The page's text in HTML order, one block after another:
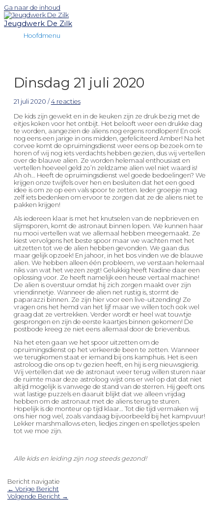
Ga naar de inhoud
Jeugdwerk De Zilk
Hoofdmenu
Dinsdag 21 juli 2020
21 juli 2020 / 4 reacties
De kids zijn gewekt en in de keuken zijn ze druk bezig met de
eitjes koken voor het ontbijt. Het belooft weer een drukke dag
te worden, aangezien de aliens nog ergens rondlopen! En ook
nog eens een jarige in ons midden, gefeliciteerd Amber! Na het
corvee komt de opruimingsdienst weer eens op bezoek om te
horen of wij nog iets verdachts hebben gezien, dus wij vertellen
over de blauwe alien. Ze worden helemaal enthousiast en
vertellen hoeveel geld zo’n zeldzame alien wel niet waard is!
Ah oh… Heeft de opruimingsdienst wel goede bedoelingen? We
krijgen onze twijfels over hen en besluiten dat het een goed
idee is om ze op een vals spoor te zetten. Ieder groepje mag
zelf iets bedenken om ervoor te zorgen dat ze de aliens niet te
pakken krijgen!
Als iedereen klaar is met het knutselen van de nepbrieven en
slijmsporen, komt de astronaut binnen lopen. We kunnen haar
nu mooi vertellen wat we allemaal hebben meegemaakt. Ze
kiest vervolgens het beste spoor maar we wachten met het
uitzetten tot we de alien hebben gevonden. We gaan dus
maar gelijk opzoek! En jahoor, in het bos vinden we de blauwe
alien. We hebben alleen één probleem, we verstaan helemaal
niks van wat het wezen zegt! Gelukkig heeft Nadine daar een
oplossing voor. Ze heeft namelijk een heuse vertaal machine!
De alien is overstuur omdat hij zich zorgen maakt over zijn
vriendinnetje. Wanneer de alien net rustig is, stormt de
paparazzi binnen. Ze zijn hier voor een live-uitzending! Ze
vragen ons het hemd van het lijf maar we willen toch ook wel
graag dat ze vertrekken. Verder wordt er heel wat touwtje
gesprongen en zijn de eerste kaartjes binnen gekomen! De
postbode kreeg ze niet eens allemaal door de brievenbus.
Na het eten gaan we het spoor uitzetten om de
opruimingsdienst op het verkeerde been te zetten. Wanneer
we terugkomen staat er iemand bij ons kamphuis. Het is een
astroloog die ons op tv gezien heeft, en hij is erg nieuwsgierig.
Wij vertellen dat we de astronaut weer terug willen sturen naar
de ruimte maar deze astroloog wijst ons er wel op dat dat niet
altijd mogelijk is vanwege de stand van de sterren. Hij geeft ons
wat lastige puzzels en daaruit blijkt dat we alleen vrijdag
hebben om de astronaut met de aliens terug te sturen.
Hopelijk is de monteur op tijd klaar… Tot die tijd vermaken wij
ons hier nog wel, zoals vandaag bijvoorbeeld bij het kampvuur!
Lekker marshmallows eten, liedjes zingen en spelletjes spelen
tot we moe zijn.
Alle kids en leiding zijn nog steeds gezond!
Bericht navigatie
← Vorige Bericht
Volgende Bericht →